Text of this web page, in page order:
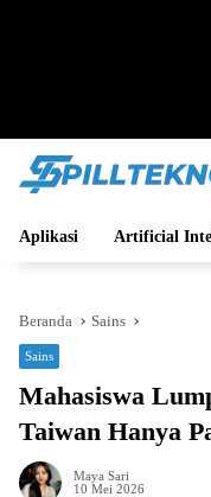
Aplikasi Artificial
Beranda Sains
Sains
Mahasiswa
Taiwan Hanya
Maya Sari
10 Mei 2026